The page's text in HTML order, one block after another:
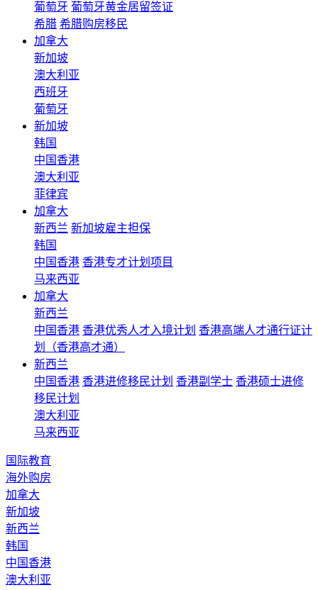
葡萄牙 葡萄牙黄金居留签证
希腊 希腊购房移民
加拿大
新加坡
澳大利亚
西班牙
葡萄牙
新加坡
韩国
中国香港
澳大利亚
菲律宾
加拿大
新西兰 新加坡雇主担保
韩国
中国香港 香港专才计划项目
马来西亚
加拿大
新西兰
中国香港 香港优秀人才入境计划 香港高端人才通行证计
划（香港高才通）
新西兰
中国香港 香港进修移民计划 香港副学士 香港硕士进修
移民计划
澳大利亚
马来西亚
国际教育
海外购房
加拿大
新加坡
新西兰
韩国
中国香港
澳大利亚